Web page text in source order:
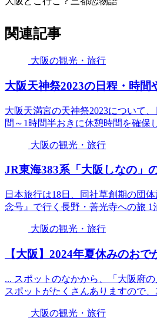
関連記事
大阪の観光・旅行
大阪天神祭2023の日程・時間
大阪天満宮の天神祭2023について
間～1時間半おきに休憩時間を確保
大阪の観光・旅行
JR東海383系「 大阪 しなの」
日本旅行は18日、同社草創期の団
念号』で行く長野・善光寺への旅 1
大阪の観光・旅行
【大阪 】2024年夏休みのお
... スポットのなかから、「大阪府
スポットがたくさんありますので、
大阪の観光・旅行